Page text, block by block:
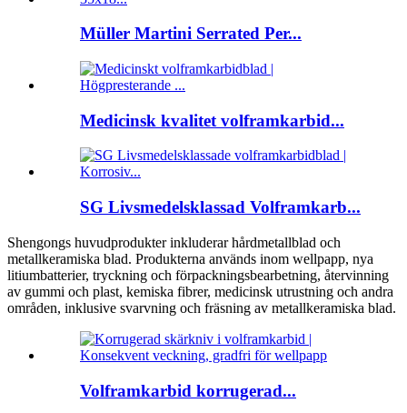
Müller Martini Serrated Per...
Medicinsk kvalitet volframkarbid...
SG Livsmedelsklassad Volframkarb...
Shengongs huvudprodukter inkluderar hårdmetallblad och
metallkeramiska blad. Produkterna används inom wellpapp, nya
litiumbatterier, tryckning och förpackningsbearbetning, återvinning
av gummi och plast, kemiska fibrer, medicinsk utrustning och andra
områden, inklusive svarvning och fräsning av metallkeramiska blad.
Volframkarbid korrugerad...